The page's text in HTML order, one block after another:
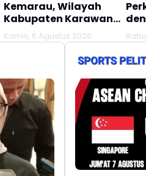
Kemarau, Wilayah
Kabupaten Karawang
Kekeringan Makin
Meluas
Kamis, 6 Agustus 2026